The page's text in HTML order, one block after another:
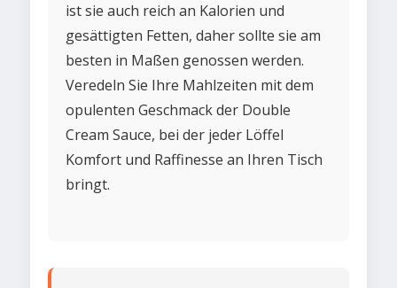
ist sie auch reich an Kalorien und
gesättigten Fetten, daher sollte sie am
besten in Maßen genossen werden.
Veredeln Sie Ihre Mahlzeiten mit dem
opulenten Geschmack der Double
Cream Sauce, bei der jeder Löffel
Komfort und Raffinesse an Ihren Tisch
bringt.